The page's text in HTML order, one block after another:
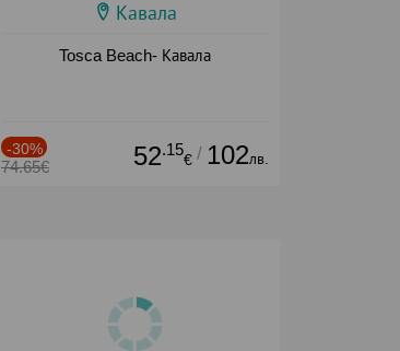
Кавала
Tosca Beach- Кавала
-30%
74.65€ 52.15
€ / 102лв.